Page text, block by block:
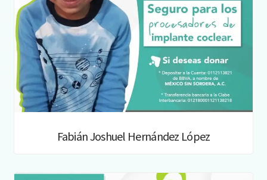
Fabián Joshuel Hernández López